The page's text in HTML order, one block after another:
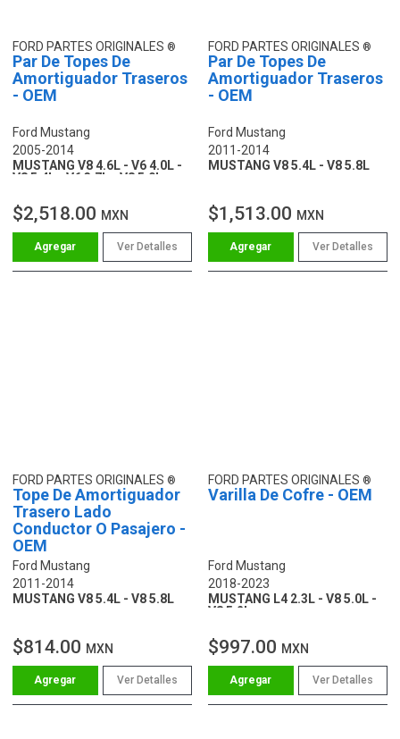
FORD PARTES ORIGINALES
Par De Topes De
Amortiguador Traseros
- OEM
Ford Mustang
2005-2014
MUSTANG V8 4.6L - V6 4.0L -
V8 5.4L - V6 3.7L - V8 5.0L
$2,518.00 MXN
Ver Detalles
FORD PARTES ORIGINALES
Par De Topes De
Amortiguador Traseros
- OEM
Ford Mustang
2011-2014
MUSTANG V8 5.4L - V8 5.8L
$1,513.00 MXN
Ver Detalles
FORD PARTES ORIGINALES
Tope De Amortiguador
Trasero Lado
Conductor O Pasajero -
OEM
Ford Mustang
2011-2014
MUSTANG V8 5.4L - V8 5.8L
$814.00 MXN
Ver Detalles
FORD PARTES ORIGINALES
Varilla De Cofre - OEM
Ford Mustang
2018-2023
MUSTANG L4 2.3L - V8 5.0L -
V8 5.2L
$997.00 MXN
Ver Detalles